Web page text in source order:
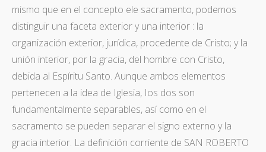
mismo que en el concepto ele sacramento, podemos
distinguir una faceta exterior y una interior : la
organización exterior, jurídica, procedente de Cristo; y la
unión interior, por la gracia, del hombre con Cristo,
debida al Espíritu Santo. Aunque ambos elementos
pertenecen a la idea de Iglesia, Ios dos son
fundamentalmente separables, así como en el
sacramento se pueden separar el signo externo y la
gracia interior. La definición corriente de SAN ROBERTO